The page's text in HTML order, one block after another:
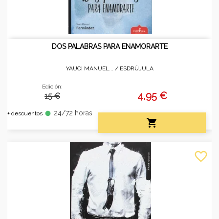
DOS PALABRAS PARA ENAMORARTE
YAUCI MANUEL... / ESDRÚJULA
Edición:
15 €
+ descuentos fiber_manual_record 24/72 horas
4,95 €

favorite_border